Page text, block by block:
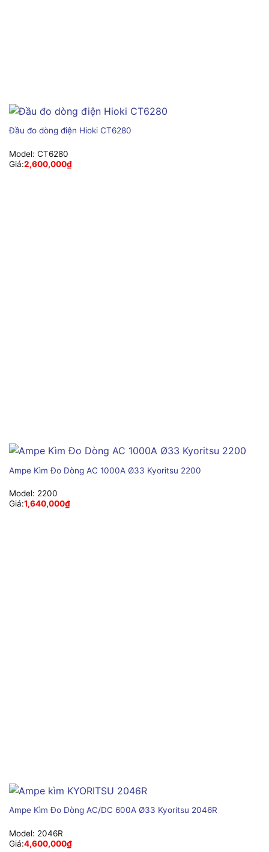
Đầu đo dòng điện Hioki CT6280
Model: CT6280
Giá:2,600,000₫
Ampe Kìm Đo Dòng AC 1000A Ø33 Kyoritsu 2200
Model: 2200
Giá:1,640,000₫
Ampe Kìm Đo Dòng AC/DC 600A Ø33 Kyoritsu 2046R
Model: 2046R
Giá:4,600,000₫